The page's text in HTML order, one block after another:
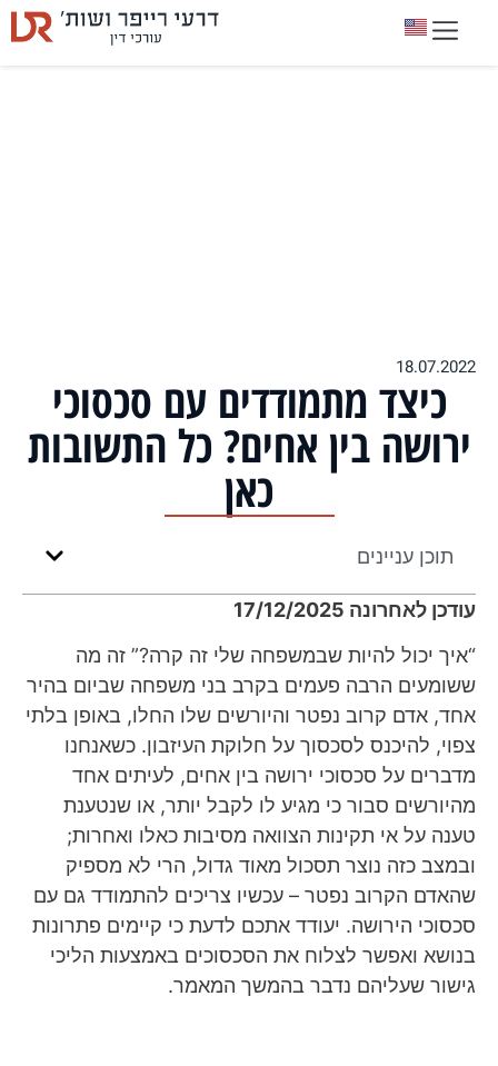
18.07.2022
כיצד מתמודדים עם סכסוכי
ירושה בין אחים? כל התשובות
כאן
תוכן עניינים
עודכן לאחרונה 17/12/2025
“איך יכול להיות שבמשפחה שלי זה קרה?” זה מה
ששומעים הרבה פעמים בקרב בני משפחה שביום בהיר
אחד, אדם קרוב נפטר והיורשים שלו החלו, באופן בלתי
צפוי, להיכנס לסכסוך על חלוקת העיזבון. כשאנחנו
מדברים על סכסוכי ירושה בין אחים, לעיתים אחד
מהיורשים סבור כי מגיע לו לקבל יותר, או שנטענת
טענה על אי תקינות הצוואה מסיבות כאלו ואחרות;
ובמצב כזה נוצר תסכול מאוד גדול, הרי לא מספיק
שהאדם הקרוב נפטר – עכשיו צריכים להתמודד גם עם
סכסוכי הירושה. יעודד אתכם לדעת כי קיימים פתרונות
בנושא ואפשר לצלוח את הסכסוכים באמצעות הליכי
גישור שעליהם נדבר בהמשך המאמר.